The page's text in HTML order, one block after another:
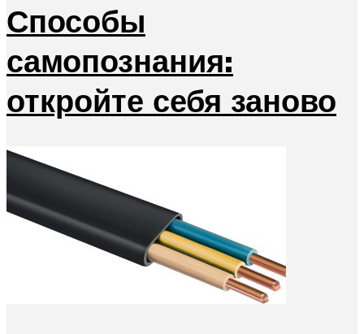
Способы
самопознания:
откройте себя заново